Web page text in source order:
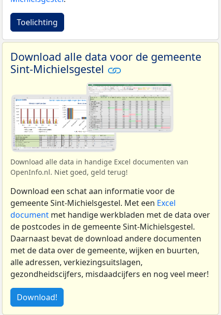
Toelichting
Download alle data voor de gemeente
Sint-Michielsgestel
Download alle data in handige Excel documenten van
OpenInfo.nl. Niet goed, geld terug!
Download een schat aan informatie voor de
gemeente Sint-Michielsgestel. Met een Excel
document met handige werkbladen met de data over
de postcodes in de gemeente Sint-Michielsgestel.
Daarnaast bevat de download andere documenten
met de data over de gemeente, wijken en buurten,
alle adressen, verkiezingsuitslagen,
gezondheidscijfers, misdaadcijfers en nog veel meer!
Download!